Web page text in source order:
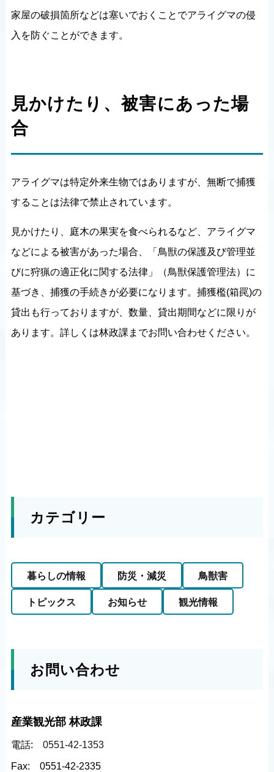
家屋の破損箇所などは塞いでおくことでアライグマの侵
入を防ぐことができます。
見かけたり、被害にあった場
合
アライグマは特定外来生物ではありますが、無断で捕獲
することは法律で禁止されています。
見かけたり、庭木の果実を食べられるなど、アライグマ
などによる被害があった場合、「鳥獣の保護及び管理並
びに狩猟の適正化に関する法律」（鳥獣保護管理法）に
基づき、捕獲の手続きが必要になります。捕獲檻(箱罠)の
貸出も行っておりますが、数量、貸出期間などに限りが
あります。詳しくは林政課までお問い合わせください。
カテゴリー
暮らしの情報 防災・減災 鳥獣害
トピックス お知らせ 観光情報
お問い合わせ
産業観光部 林政課
電話: 0551-42-1353
Fax: 0551-42-2335